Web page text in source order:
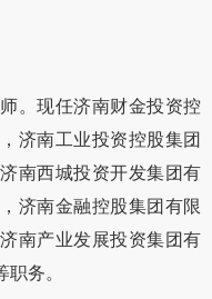
。现任济南财金投资控
济南工业投资控股集团
南西城投资开发集团有
济南金融控股集团有限
南产业发展投资集团有
务。